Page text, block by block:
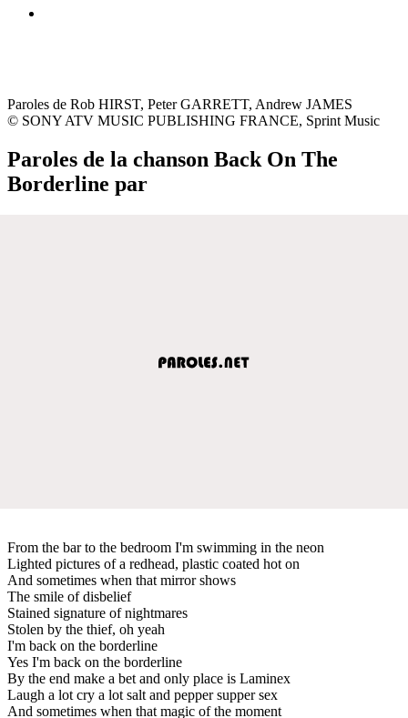
Paroles de Rob HIRST, Peter GARRETT, Andrew JAMES
© SONY ATV MUSIC PUBLISHING FRANCE, Sprint Music
Paroles de la chanson Back On The
Borderline par
From the bar to the bedroom I'm swimming in the neon
Lighted pictures of a redhead, plastic coated hot on
And sometimes when that mirror shows
The smile of disbelief
Stained signature of nightmares
Stolen by the thief, oh yeah
I'm back on the borderline
Yes I'm back on the borderline
By the end make a bet and only place is Laminex
Laugh a lot cry a lot salt and pepper supper sex
And sometimes when that magic of the moment